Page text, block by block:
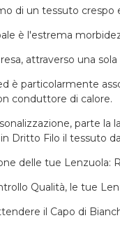
di un tessuto
è l'estrema
attraverso una
è particolarmente
conduttore di calore.
parte la
in Dritto Filo il tessuto
delle tue Lenzuola:
Qualità, le tue
il Capo di